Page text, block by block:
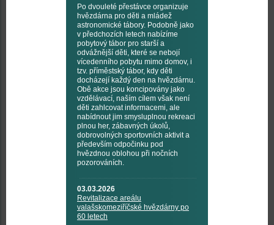
Po dvouleté přestávce organizuje
hvězdárna pro děti a mládež
astronomické tábory. Podobně jako
v předchozích letech nabízíme
pobytový tábor pro starší a
odvážnější děti, které se nebojí
vícedenního pobytu mimo domov, i
tzv. příměstský tábor, kdy děti
docházejí každý den na hvězdárnu.
Obě akce jsou koncipovány jako
vzdělávací, naším cílem však není
děti zahlcovat informacemi, ale
nabídnout jim smysluplnou rekreaci
plnou her, zábavných úkolů,
dobrovolných sportovních aktivit a
především odpočinku pod
hvězdnou oblohou při nočních
pozorováních.
03.03.2026
Revitalizace areálu
valašskomeziříčské hvězdárny po
60 letech